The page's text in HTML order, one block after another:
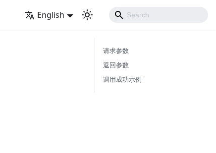
English
请求参数
返回参数
调用成功示例